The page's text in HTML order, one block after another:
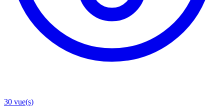
30 vue(s)